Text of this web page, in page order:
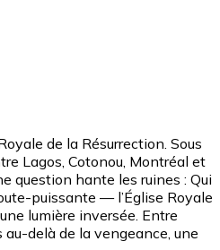
de la Résurrection. Sous
Lagos, Cotonou, Montréal et
question hante les ruines : Qui
puissante — l’Église Royale
lumière inversée. Entre
delà de la vengeance, une